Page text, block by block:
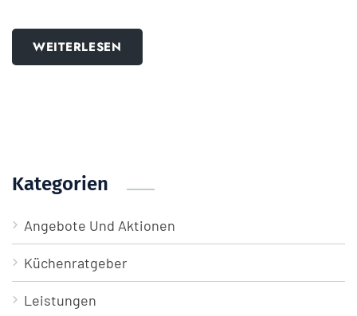
WEITERLESEN
Kategorien
Angebote Und Aktionen
Küchenratgeber
Leistungen